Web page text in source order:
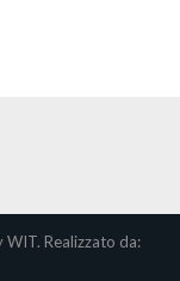
Realizzato da: